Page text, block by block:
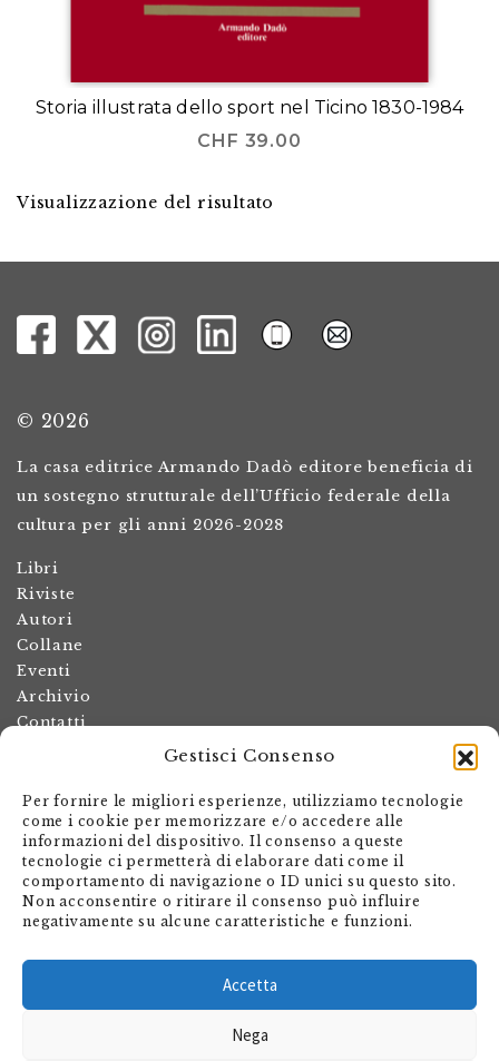
Gestisci Consenso
Per fornire le migliori esperienze, utilizziamo tecnologie
come i cookie per memorizzare e/o accedere alle
informazioni del dispositivo. Il consenso a queste
tecnologie ci permetterà di elaborare dati come il
comportamento di navigazione o ID unici su questo sito.
Non acconsentire o ritirare il consenso può influire
negativamente su alcune caratteristiche e funzioni.
Accetta
Nega
Storia illustrata dello sport nel Ticino 1830-1984
CHF 39.00
Visualizzazione del risultato
© 2026
La casa editrice Armando Dadò editore beneficia di
un sostegno strutturale dell’Ufficio federale della
cultura per gli anni 2026-2028
Libri
Riviste
Autori
Collane
Eventi
Archivio
Contatti
Termini e condizioni
Spese di spedizione
Politica dei resi
Informativa sulla privacy
Il mio account
Carrello
Via Giovanni Antonio Orelli 29
Casella postale 563